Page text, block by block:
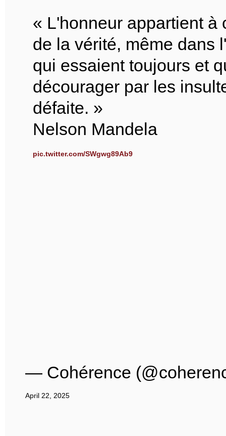
« L'honneur appartient
de la vérité, même dans
qui essaient toujours et
décourager par les
défaite. »
Nelson Mandela
pic.twitter.com/SWgwg89Ab9
— Cohérence
April 22, 2025